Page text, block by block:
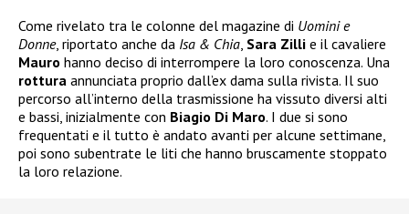
Come rivelato tra le colonne del magazine di Uomini e
Donne, riportato anche da Isa & Chia, Sara Zilli e il cavaliere
Mauro hanno deciso di interrompere la loro conoscenza. Una
rottura annunciata proprio dall’ex dama sulla rivista. Il suo
percorso all’interno della trasmissione ha vissuto diversi alti
e bassi, inizialmente con Biagio Di Maro. I due si sono
frequentati e il tutto è andato avanti per alcune settimane,
poi sono subentrate le liti che hanno bruscamente stoppato
la loro relazione.